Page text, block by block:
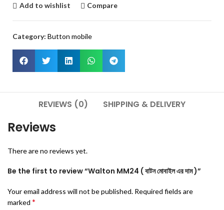
Add to wishlist Compare
Category: Button mobile
REVIEWS (0) SHIPPING & DELIVERY
Reviews
There are no reviews yet.
Be the first to review “Walton MM24 ( বাটন মোবাইল এর দাম )”
Your email address will not be published. Required fields are
marked*